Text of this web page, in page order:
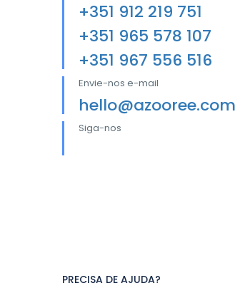
+351 912 219 751
+351 965 578 107
+351 967 556 516
Envie-nos e-mail
hello@azooree.com
Siga-nos
PRECISA DE AJUDA?